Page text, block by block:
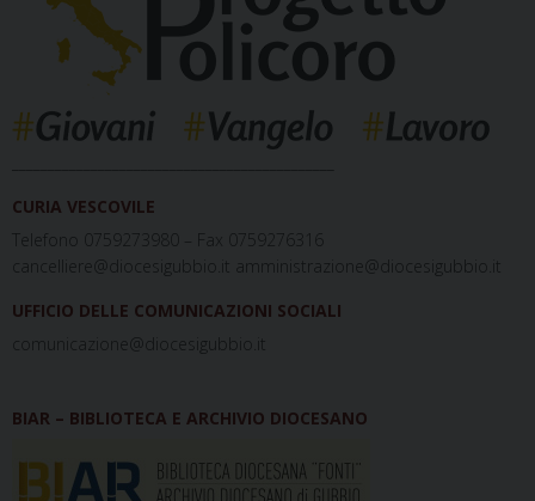
CURIA VESCOVILE
Telefono 0759273980 – Fax 0759276316
cancelliere@diocesigubbio.it amministrazione@diocesigubbio.it
UFFICIO DELLE COMUNICAZIONI SOCIALI
comunicazione@diocesigubbio.it
BIAR – BIBLIOTECA E ARCHIVIO DIOCESANO